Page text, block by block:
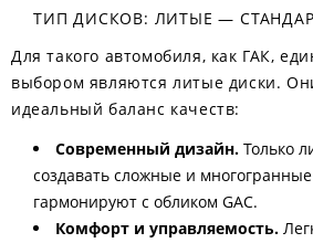
ТИП ДИСКОВ: ЛИТЫЕ —
Для такого автомобиля, как ГАК,
выбором являются литые диски.
идеальный баланс качеств:
Современный дизайн. Только
создавать сложные и
гармонируют с обликом GAC.
Комфорт и управляемость.